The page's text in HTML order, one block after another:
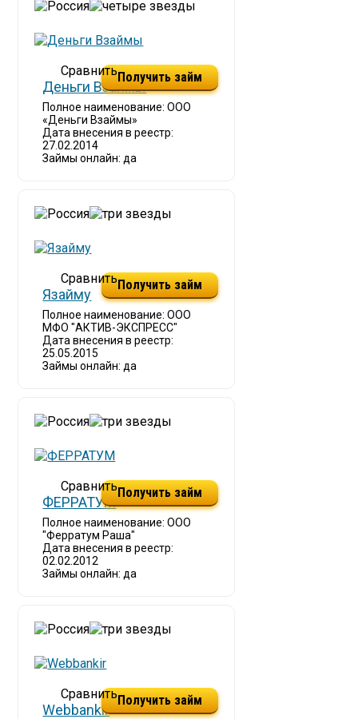
Деньги Взаймы
Полное наименование: ООО
«Деньги Взаймы»
Дата внесения в реестр:
27.02.2014
Займы онлайн: да
Получить займ
Язайму
Полное наименование: ООО
МФО "АКТИВ-ЭКСПРЕСС"
Дата внесения в реестр:
25.05.2015
Займы онлайн: да
Получить займ
ФЕРРАТУМ
Полное наименование: ООО
"Ферратум Раша"
Дата внесения в реестр:
02.02.2012
Займы онлайн: да
Получить займ
Webbankir
Получить займ